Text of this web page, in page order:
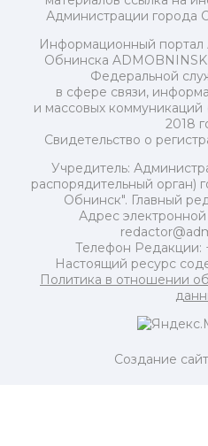
Администрации города
Информационный портал
Обнинска
Федеральной
в сфере связи,
и массовых
2018
Свидетельство о
Учредитель:
распорядительный орган)
Обнинск". Главный
Адрес
Телефон Редакции:
Настоящий ресурс
Политика в отношении
Создание